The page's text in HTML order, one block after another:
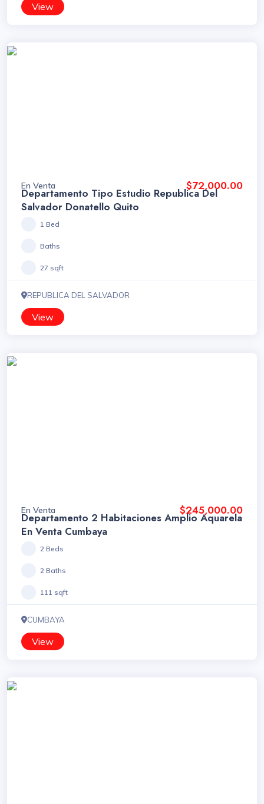
View
En Venta $72,000.00
Departamento Tipo Estudio Republica Del
Salvador Donatello Quito
1 Bed
Baths
27 sqft
REPUBLICA DEL SALVADOR
View
En Venta $245,000.00
Departamento 2 Habitaciones Amplio Aquarela
En Venta Cumbaya
2 Beds
2 Baths
111 sqft
CUMBAYA
View